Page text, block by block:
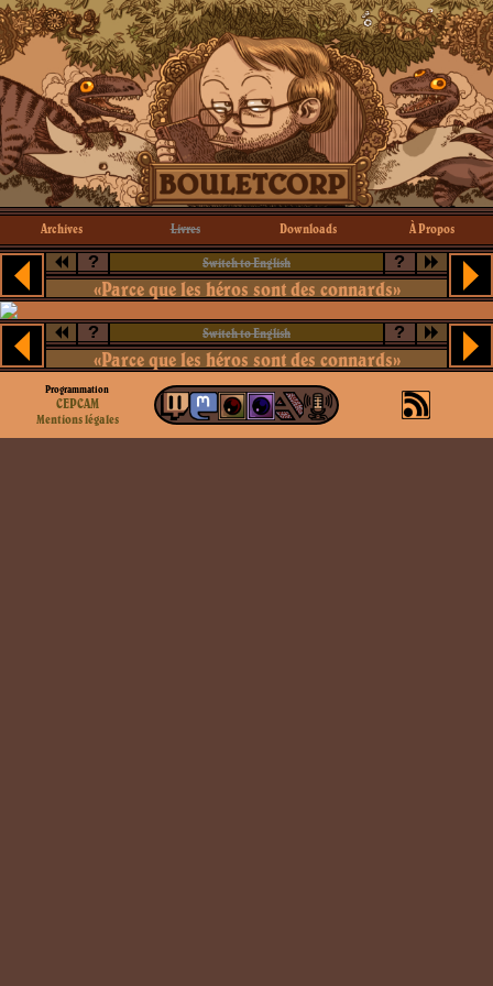
Archives Livres Downloads À Propos
? Switch to English ?
«Parce que les héros sont des connards»
? Switch to English ?
«Parce que les héros sont des connards»
Programmation
CEPCAM
Mentions légales